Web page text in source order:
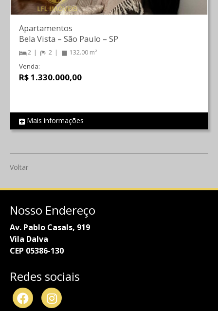
REF 804
Apartamentos
Bela Vista – São Paulo – SP
2 2 132.00 m²
Venda:
R$ 1.330.000,00
Mais informações
Voltar
Nosso Endereço
Av. Pablo Casals, 919
Vila Dalva
CEP 05386-130
Redes sociais